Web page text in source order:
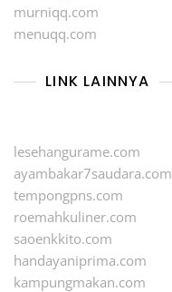
murniqq.com
menuqq.com
LINK LAINNYA
lesehangurame.com
ayambakar7saudara.com
tempongpns.com
roemahkuliner.com
saoenkkito.com
handayaniprima.com
kampungmakan.com